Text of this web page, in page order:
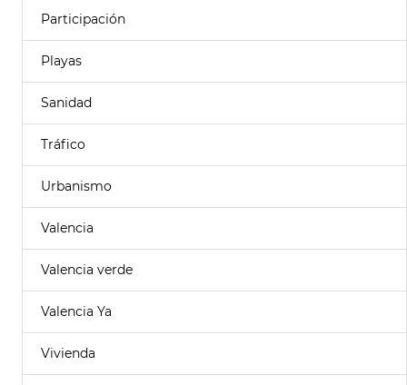
Participación
Playas
Sanidad
Tráfico
Urbanismo
Valencia
Valencia verde
Valencia Ya
Vivienda